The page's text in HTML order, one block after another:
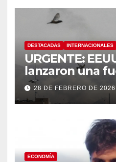
DESTACADAS INTERNACIONALES
URGENTE:
lanzaron una
operación
que respondió
a los países del
28 DE FEBRERO DE 2026
ECONOMÍA